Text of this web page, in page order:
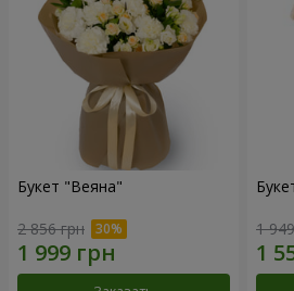
Букет "Веяна"
2 856 грн 1